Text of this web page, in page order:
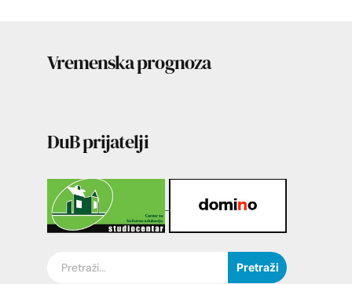
Vremenska prognoza
DuB prijatelji
Pretraži